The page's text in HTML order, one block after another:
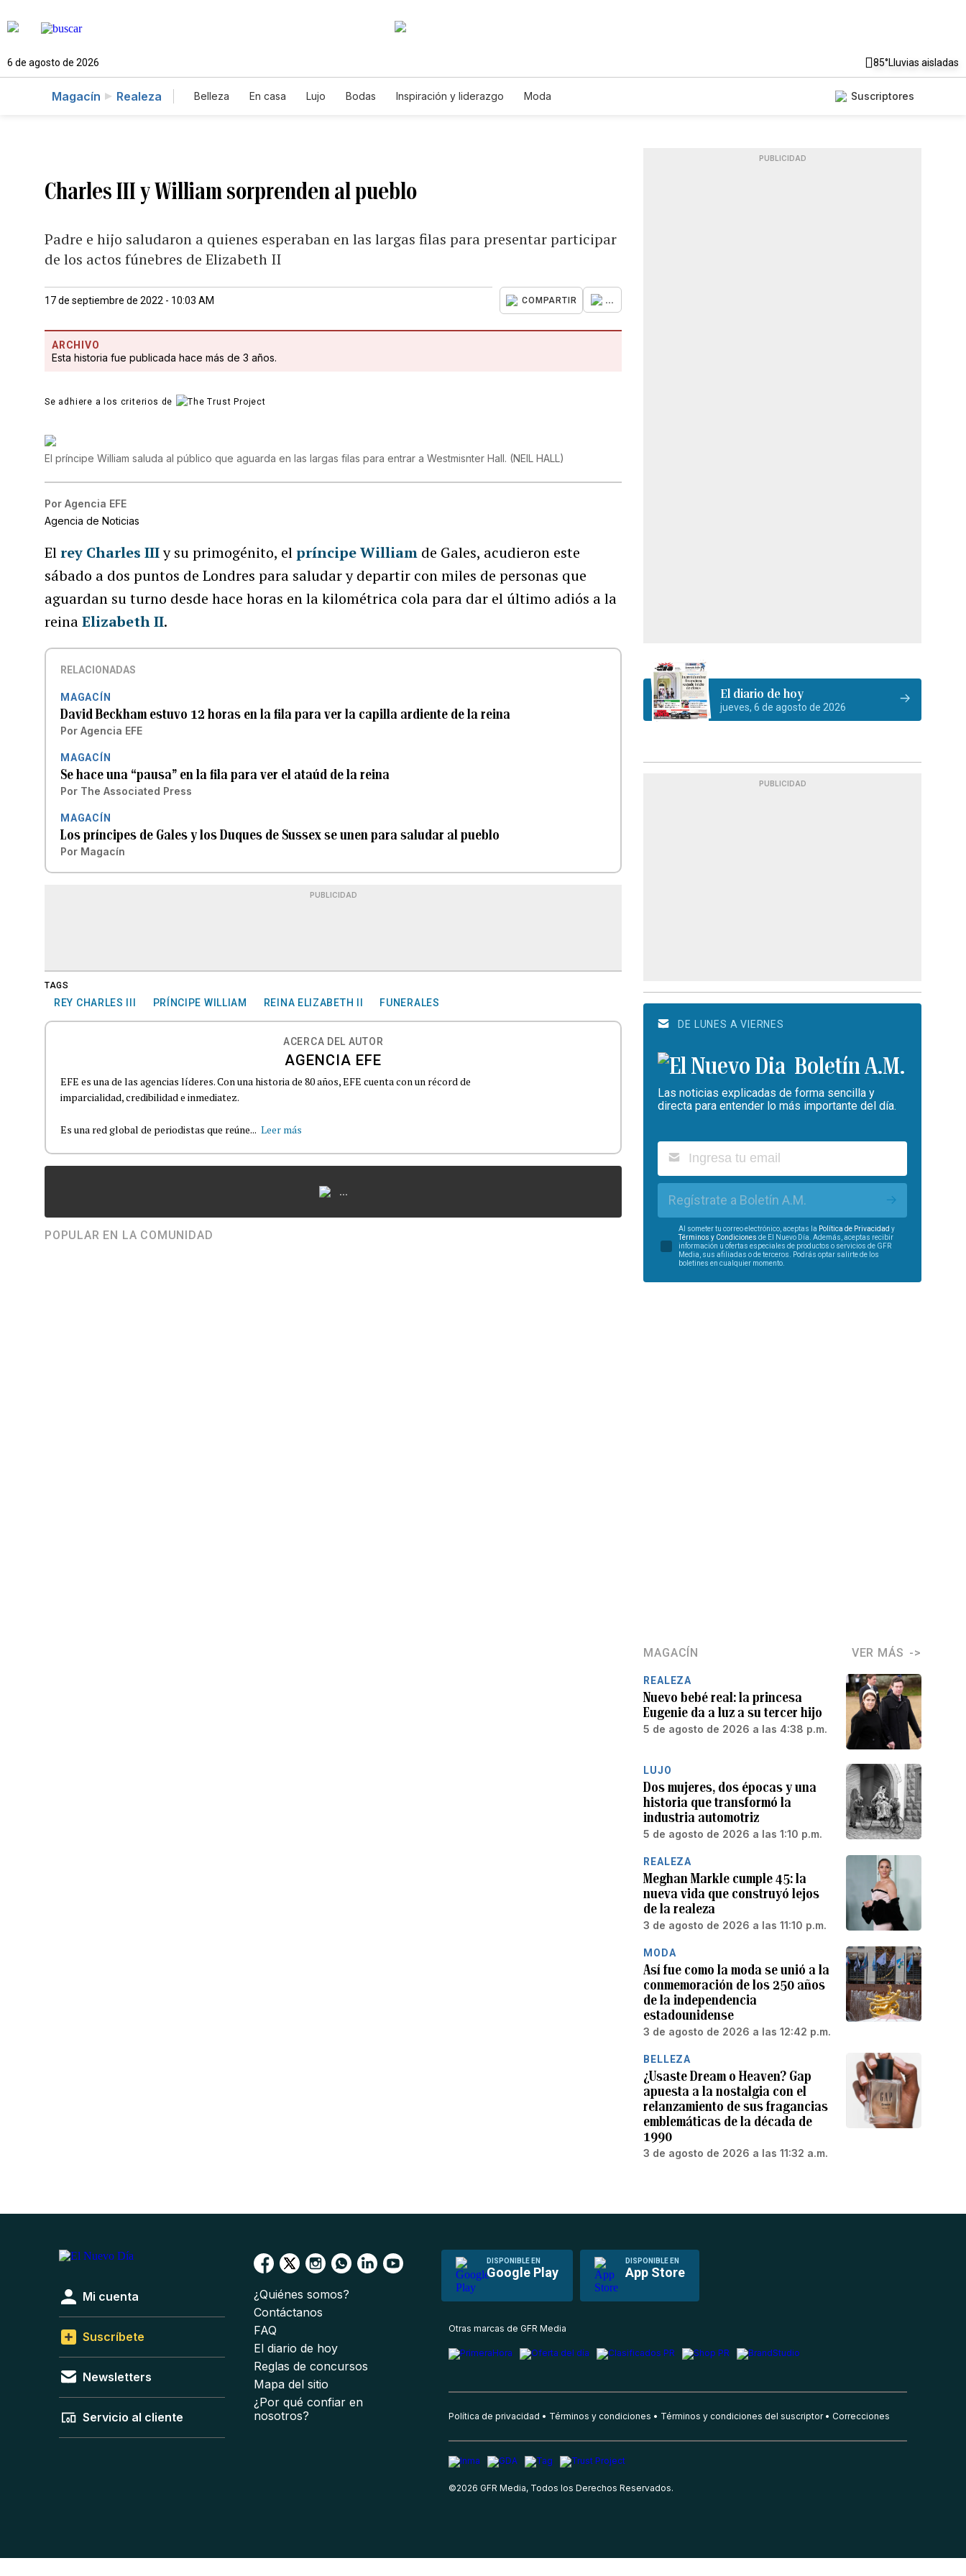
6 de agosto de 2026 85°Lluvias aisladas
Magacín Realeza Belleza En casa Lujo Bodas Inspiración y liderazgo Moda Suscriptores
Charles III y William sorprenden al pueblo
Padre e hijo saludaron a quienes esperaban en las largas filas para presentar participar
de los actos fúnebres de Elizabeth II
17 de septiembre de 2022 - 10:03 AM COMPARTIR ...
ARCHIVO
Esta historia fue publicada hace más de 3 años.
Se adhiere a los criterios de
El príncipe William saluda al público que aguarda en las largas filas para entrar a Westmisnter Hall. (NEIL HALL)
Por Agencia EFE
Agencia de Noticias
Elrey Charles IIIy su primogénito, elpríncipe William de Gales, acudieron este
sábado a dos puntos de Londres para saludar y departir con miles de personas que
aguardan su turno desde hace horas en la kilométrica cola para dar el último adiós a la
reinaElizabeth II.
RELACIONADAS
MAGACÍN
David Beckham estuvo 12 horas en la fila para ver la capilla ardiente de la reina
Por Agencia EFE
MAGACÍN
Se hace una “pausa” en la fila para ver el ataúd de la reina
Por The Associated Press
MAGACÍN
Los príncipes de Gales y los Duques de Sussex se unen para saludar al pueblo
Por Magacín
PUBLICIDAD
TAGS
REY CHARLES III PRÍNCIPE WILLIAM REINA ELIZABETH II FUNERALES
ACERCA DEL AUTOR
AGENCIA EFE
EFE es una de las agencias líderes. Con una historia de 80 años, EFE cuenta con un récord de
imparcialidad, credibilidad e inmediatez.
Es una red global de periodistas que reúne... Leer más
...
POPULAR EN LA COMUNIDAD
PUBLICIDAD
El diario de hoy
jueves, 6 de agosto de 2026
PUBLICIDAD
DE LUNES A VIERNES
Boletín A.M.
Las noticias explicadas de forma sencilla y
directa para entender lo más importante del día.
Regístrate a Boletín A.M.
Al someter tu correo electrónico, aceptas la Política de Privacidad y
Términos y Condiciones de El Nuevo Día. Además, aceptas recibir
información u ofertas especiales de productos o servicios de GFR
Media, sus afiliadas o de terceros. Podrás optar salirte de los
boletines en cualquier momento.
MAGACÍN VER MÁS
REALEZA
Nuevo bebé real: la princesa
Eugenie da a luz a su tercer hijo
5 de agosto de 2026 a las 4:38 p.m.
LUJO
Dos mujeres, dos épocas y una
historia que transformó la
industria automotriz
5 de agosto de 2026 a las 1:10 p.m.
REALEZA
Meghan Markle cumple 45: la
nueva vida que construyó lejos
de la realeza
3 de agosto de 2026 a las 11:10 p.m.
MODA
Así fue como la moda se unió a la
conmemoración de los 250 años
de la independencia
estadounidense
3 de agosto de 2026 a las 12:42 p.m.
BELLEZA
¿Usaste Dream o Heaven? Gap
apuesta a la nostalgia con el
relanzamiento de sus fragancias
emblemáticas de la década de
1990
3 de agosto de 2026 a las 11:32 a.m.
DISPONIBLE EN
Google Play
DISPONIBLE EN
App Store
Mi cuenta
Suscríbete
Newsletters
Servicio al cliente
¿Quiénes somos?
Contáctanos
FAQ
El diario de hoy
Reglas de concursos
Mapa del sitio
¿Por qué confiar en
nosotros?
Otras marcas de GFR Media
Política de privacidad Términos y condiciones Términos y condiciones del suscriptor Correcciones
©2026 GFR Media, Todos los Derechos Reservados.